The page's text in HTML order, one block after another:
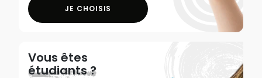
JE CHOISIS
Vous êtes
étudiants ?